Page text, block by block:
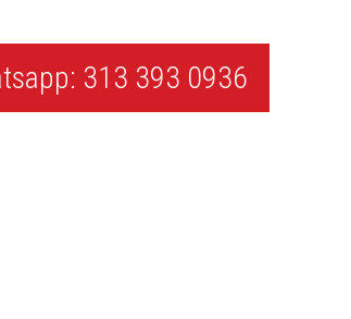
313 393 0936